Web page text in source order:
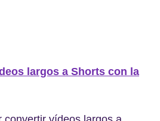
largos a Shorts con la